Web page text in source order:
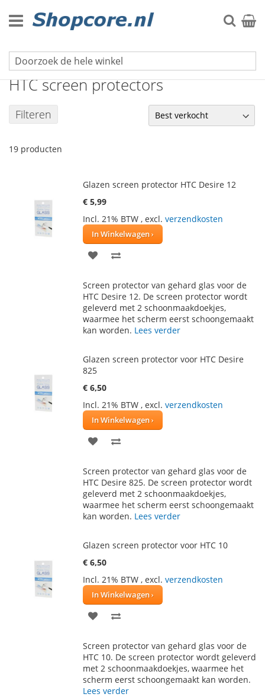
naar
de
Zoek
Screen protectors voor mobiele telefoons
HTC screen protectors
Filteren
19 producten
Glazen screen protector HTC Desire 12
€ 5,99
Incl. 21% BTW , excl. verzendkosten
In Winkelwagen
VOEG
AAN
VERLANGLIJST
TE
VERGELIJKEN
Screen protector van gehard glas voor de
HTC Desire 12. De screen protector wordt
geleverd met 2 schoonmaakdoekjes,
waarmee het scherm eerst schoongemaakt
kan worden. Lees verder
Glazen screen protector voor HTC Desire
825
€ 6,50
Incl. 21% BTW , excl. verzendkosten
In Winkelwagen
VOEG
AAN
VERLANGLIJST
TE
VERGELIJKEN
Screen protector van gehard glas voor de
HTC Desire 825. De screen protector wordt
geleverd met 2 schoonmaakdoekjes,
waarmee het scherm eerst schoongemaakt
kan worden. Lees verder
Glazen screen protector voor HTC 10
€ 6,50
Incl. 21% BTW , excl. verzendkosten
In Winkelwagen
VOEG
AAN
VERLANGLIJST
TE
VERGELIJKEN
Screen protector van gehard glas voor de
HTC 10. De screen protector wordt geleverd
met 2 schoonmaakdoekjes, waarmee het
scherm eerst schoongemaakt kan worden.
Lees verder